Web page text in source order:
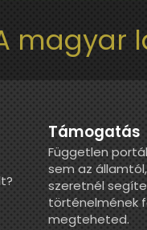
magyar
Támogatás
Független
sem az
szeretnél
történelmének
megteheted.